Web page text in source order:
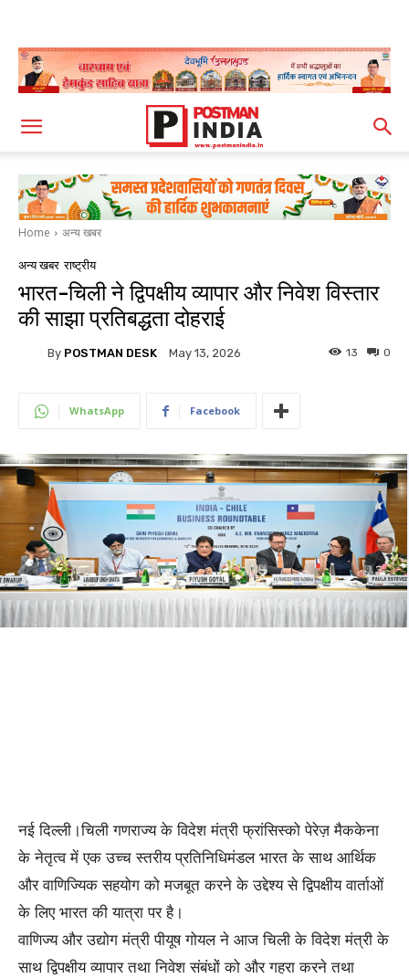
Home अन्य खबर
अन्य खबर राष्ट्रीय
भारत-चिली ने द्विपक्षीय व्यापार और निवेश विस्तार
की साझा प्रतिबद्धता दोहराई
By POSTMAN DESK May 13, 2026 0
13
WhatsApp Facebook
नई दिल्ली।चिली गणराज्‍य के विदेश मंत्री फ्रांसिस्को पेरेज़ मैककेना
के नेतृत्व में एक उच्च स्तरीय प्रतिनिधिमंडल भारत के साथ आर्थिक
और वाणिज्यिक सहयोग को मजबूत करने के उद्देश्य से द्विपक्षीय वार्ताओं
के लिए भारत की यात्रा पर है।
वाणिज्य और उद्योग मंत्री पीयूष गोयल ने आज चिली के विदेश मंत्री के
साथ द्विपक्षीय व्यापार तथा निवेश संबंधों को और गहरा करने तथा